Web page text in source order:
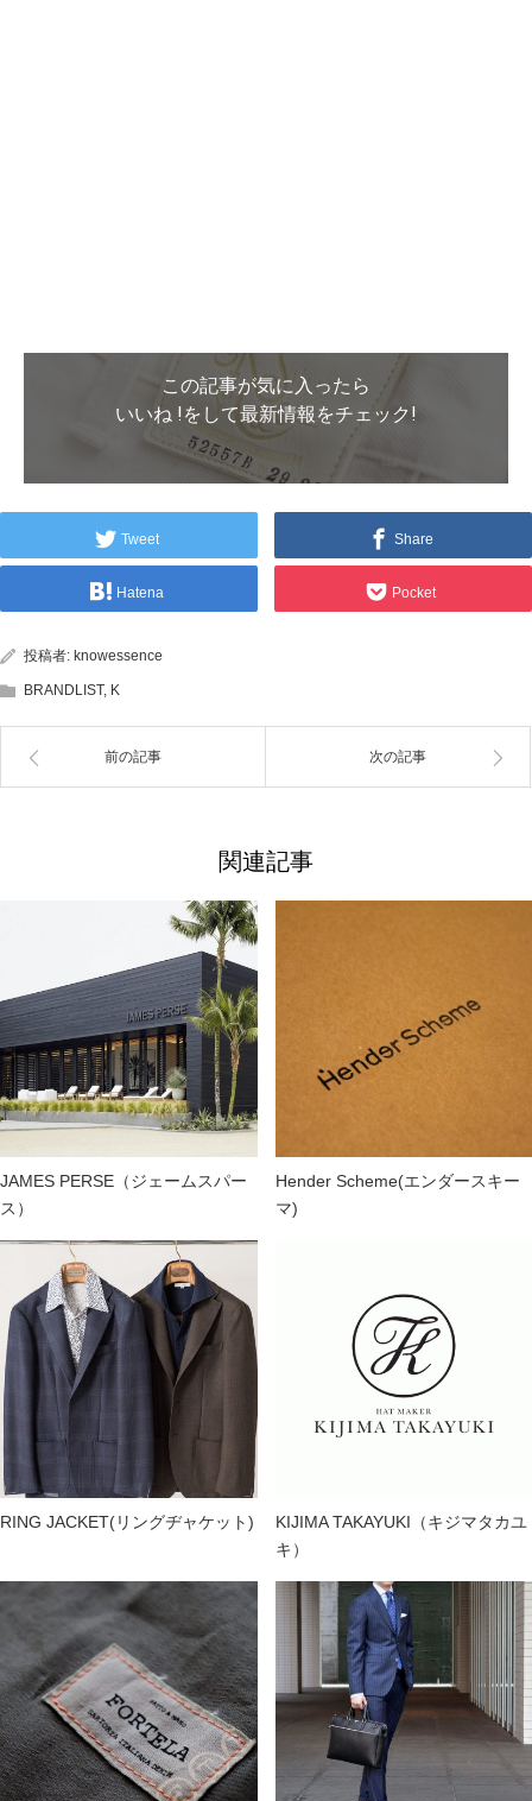
この記事が気に入ったら
いいね !をして最新情報をチェック!
Tweet Share
Hatena Pocket
投稿者: knowessence
BRANDLIST, K
前の記事 次の記事
関連記事
JAMES PERSE（ジェームスパー
ス）
Hender Scheme(エンダースキー
マ)
RING JACKET(リングヂャケット)
KIJIMA TAKAYUKI（キジマタカユ
キ）